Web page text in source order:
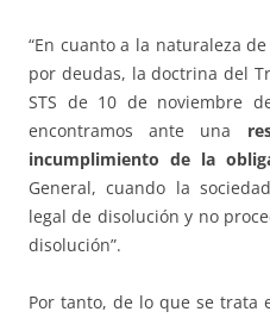
“En cuanto a la naturaleza
por deudas, la doctrina del
STS de 10 de noviembre
encontramos ante una
incumplimiento de la
General, cuando la
legal de disolución y no
disolución”.
Por tanto, de lo que se trata